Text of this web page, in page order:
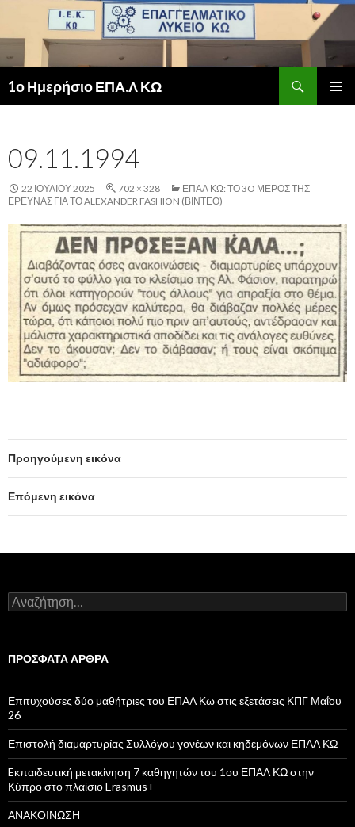
1ο Ημερήσιο ΕΠΑ.Λ ΚΩ
09.11.1994
22 ΙΟΥΛΊΟΥ 2025 702 × 328
ΕΠΑΛ ΚΩ: ΤΟ 3O ΜΈΡΟΣ ΤΗΣ
ΈΡΕΥΝΑΣ ΓΙΑ ΤΟ ALEXANDER FASHION (ΒΙΝΤΕΟ)
Προηγούμενη εικόνα
Επόμενη εικόνα
Α
ν
ή
σ
η
γ
ι
α
:
ΠΡΌΣΦΑΤΑ ΆΡΘΡΑ
Επιτυχούσες δύο μαθήτριες του ΕΠΑΛ Κω στις εξετάσεις ΚΠΓ Μαΐου
26
Επιστολή διαμαρτυρίας Συλλόγου γονέων και κηδεμόνων ΕΠΑΛ ΚΩ
Eκπαιδευτική μετακίνηση 7 καθηγητών του 1ου ΕΠΑΛ ΚΩ στην
Κύπρο στο πλαίσιο Erasmus+
ΑΝΑΚΟΙΝΩΣΗ